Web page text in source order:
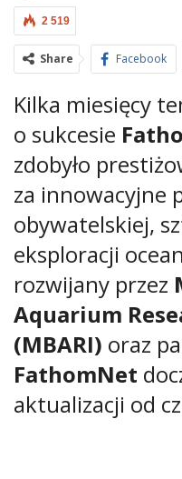
2 519
Share Facebook
Kilka miesięcy
o sukcesie
zdobyło
za innowacyjne
obywatelskiej,
eksploracji
rozwijany przez
Aquarium
(MBARI) oraz
FathomNet
aktualizacji od